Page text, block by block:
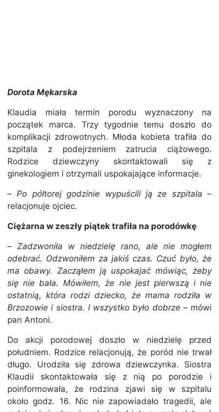
Dorota Mękarska
Klaudia miała termin porodu wyznaczony na
początek marca. Trzy tygodnie temu doszło do
komplikacji zdrowotnych. Młoda kobieta trafiła do
szpitala z podejrzeniem zatrucia ciążowego.
Rodzice dziewczyny skontaktowali się z
ginekologiem i otrzymali uspokajające informacje.
– Po półtorej godzinie wypuścili ją ze szpitala –
relacjonuje ojciec.
Ciężarna w zeszły piątek trafiła na porodówkę
– Zadzwoniła w niedzielę rano, ale nie mogłem
odebrać. Odzwoniłem za jakiś czas. Czuć było, że
ma obawy. Zacząłem ją uspokajać mówiąc, żeby
się nie bała. Mówiłem, że nie jest pierwszą i nie
ostatnią, która rodzi dziecko, że mama rodziła w
Brzozowie i siostra. I wszystko było dobrze – mówi
pan Antoni.
Do akcji porodowej doszło w niedzielę przed
południem. Rodzice relacjonują, że poród nie trwał
długo. Urodziła się zdrowa dziewczynka. Siostra
Klaudii skontaktowała się z nią po porodzie i
poinformowała, że rodzina zjawi się w szpitalu
około godz. 16. Nic nie zapowiadało tragedii, ale